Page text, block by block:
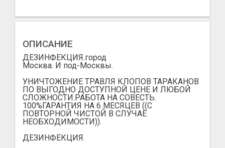
ОПИСАНИЕ
ДЕЗИНФЕКЦИЯ.город
Москва. И под-Москвы.
УНИЧТОЖЕНИЕ ТРАВЛЯ КЛОПОВ ТАРАКАНОВ
ПО ВЫГОДНО ДОСТУПНОЙ ЦЕНЕ И ЛЮБОЙ
СЛОЖНОСТИ.РАБОТА НА СОВЕСТЬ.
100%ГАРАНТИЯ НА 6 МЕСЯЦЕВ ((С
ПОВТОРНОЙ ЧИСТОЙ В СЛУЧАЕ
НЕОБХОДИМОСТИ)).
ДЕЗИНФЕКЦИЯ.